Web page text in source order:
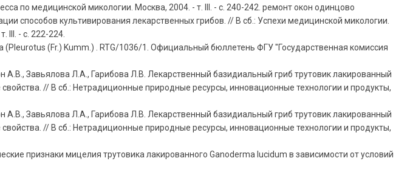
по медицинской микологии. Москва, 2004. - т. III. - с. 240-242. ремонт окон одинцово
способов культивирования лекарственных грибов. // В сб.: Успехи медицинской микологии.
III. - с. 222-224.
(Fr.) Kumm.) . RTG/1036/1. Официальный бюллетень ФГУ "Государственная комиссия
Завьялова Л.А., Гарибова Л.В. Лекарственный базидиальный гриб трутовик лакированный
// В сб.: Нетрадиционные природные ресурсы, инновационные технологии и продукты,
Завьялова Л.А., Гарибова Л.В. Лекарственный базидиальный гриб трутовик лакированный
// В сб.: Нетрадиционные природные ресурсы, инновационные технологии и продукты,
признаки мицелия трутовика лакированного Ganoderma lucidum в зависимости от условий